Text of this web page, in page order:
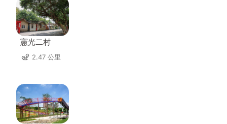
憲光二村
2.47 公里